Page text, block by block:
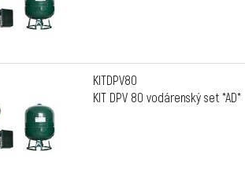
KITDPV80
KIT DPV 80 vodárenský set *AD*